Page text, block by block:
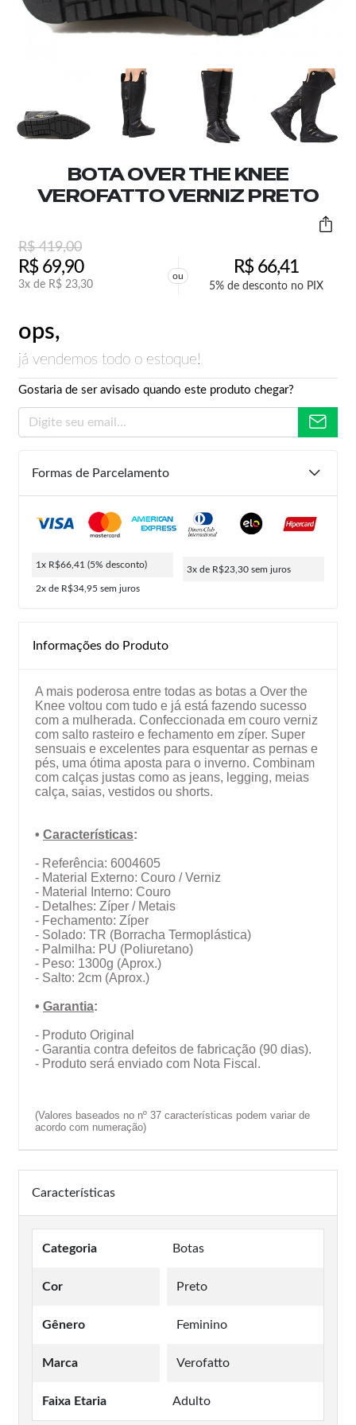
BOTA OVER THE KNEE
VEROFATTO VERNIZ PRETO
R$419,00
R$69,90
3x de R$ 23,30
ou R$66,41
5% de desconto no PIX
ops,
já vendemos todo o estoque!
Gostaria de ser avisado quando este produto chegar?
Formas de Parcelamento
1x R$66,41 (5% desconto)
2x de R$34,95 sem juros
3x de R$23,30 sem juros
Informações do Produto
A mais poderosa entre todas as botas a Over the
Knee voltou com tudo e já está fazendo sucesso
com a mulherada. Confeccionada em couro verniz
com salto rasteiro e fechamento em zíper. Super
sensuais e excelentes para esquentar as pernas e
pés, uma ótima aposta para o inverno. Combinam
com calças justas como as jeans, legging, meias
calça, saias, vestidos ou shorts.
• Características:
- Referência: 6004605
- Material Externo: Couro / Verniz
- Material Interno: Couro
- Detalhes: Zíper / Metais
- Fechamento: Zíper
- Solado: TR (Borracha Termoplástica)
- Palmilha: PU (Poliuretano)
- Peso: 1300g (Aprox.)
- Salto: 2cm (Aprox.)
• Garantia:
- Produto Original
- Garantia contra defeitos de fabricação (90 dias).
- Produto será enviado com Nota Fiscal.
(Valores baseados no nº 37 características podem variar de
acordo com numeração)
Características
Categoria Botas
Cor Preto
Gênero Feminino
Marca Verofatto
Faixa Etaria Adulto